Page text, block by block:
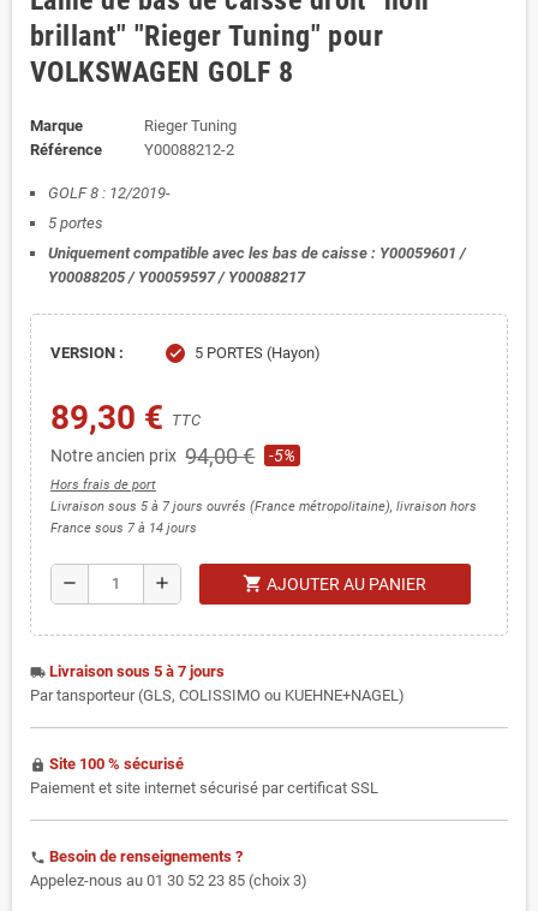
brillant" "Rieger Tuning" pour
VOLKSWAGEN GOLF 8
Marque
Rieger Tuning
Référence
Y00088212-2
GOLF 8 : 12/2019-
5 portes
Uniquement compatible avec les bas de caisse : Y00059601 /
Y00088205 / Y00059597 / Y00088217
VERSION : check 5 PORTES (Hayon)
89,30 € TTC
Notre ancien prix 94,00 € -5%
Hors frais de port
Livraison sous 5 à 7 jours ouvrés (France métropolitaine), livraison hors
France sous 7 à 14 jours
remove add shopping_cart AJOUTER AU PANIER
local_shipping Livraison sous 5 à 7 jours
Par tansporteur (GLS, COLISSIMO ou KUEHNE+NAGEL)
https Site 100 % sécurisé
Paiement et site internet sécurisé par certificat SSL
phone Besoin de renseignements ?
Appelez-nous au 01 30 52 23 85 (choix 3)